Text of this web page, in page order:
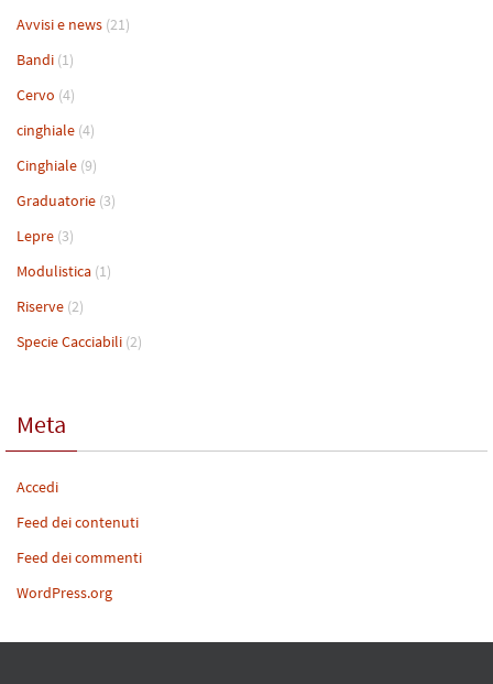
Avvisi e news (21)
Bandi (1)
Cervo (4)
cinghiale (4)
Cinghiale (9)
Graduatorie (3)
Lepre (3)
Modulistica (1)
Riserve (2)
Specie Cacciabili (2)
Meta
Accedi
Feed dei contenuti
Feed dei commenti
WordPress.org